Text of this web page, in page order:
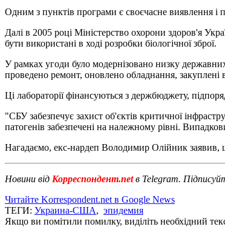
Одним з пунктів програми є своєчасне виявлення
Далі в 2005 році Міністерство охорони здоров'я
бути використані в ході розробки біологічної зброї.
У рамках угоди було модернізовано низку
проведено ремонт, оновлено обладнання, закуплені
Ці лабораторії фінансуються з держбюджету,
"СБУ забезпечує захист об'єктів критичної
патогенів забезпечені на належному рівні.
Нагадаємо, екс-нардеп Володимир Олійник заявив,
Новини від Корреспондент.netв Telegram.
Читайте Korrespondent.net в Google News
ТЕГИ: Украина-США, эпидемия
Якщо ви помітили помилку, виділіть необхідний